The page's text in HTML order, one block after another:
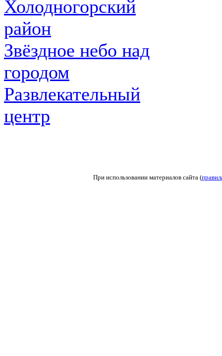
Холодногорский
район
Звёздное небо над
городом
Развлекательный
центр
При использовании материалов сайта (